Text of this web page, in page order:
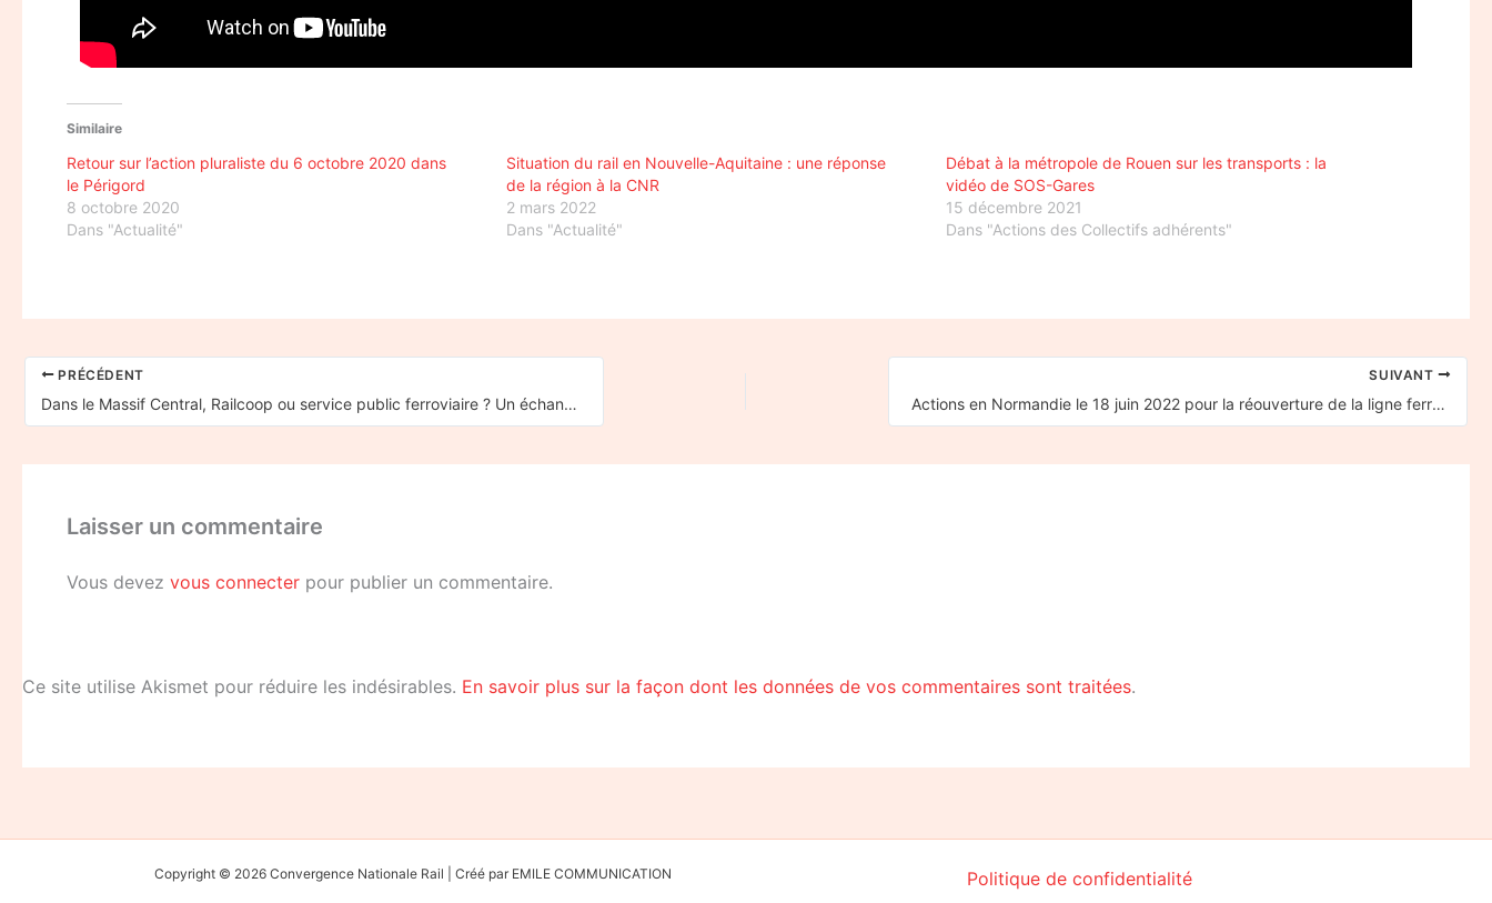
Similaire
Retour sur l’action pluraliste du 6 octobre 2020 dans
le Périgord
8 octobre 2020
Dans "Actualité"
Situation du rail en Nouvelle-Aquitaine : une réponse
de la région à la CNR
2 mars 2022
Dans "Actualité"
Débat à la métropole de Rouen sur les transports : la
vidéo de SOS-Gares
15 décembre 2021
Dans "Actions des Collectifs adhérents"
PRÉCÉDENT
Dans le Massif Central, Railcoop ou service public ferroviaire ? Un échange entre élu-e-s
SUIVANT
Actions en Normandie le 18 juin 2022 pour la réouverture de la ligne ferroviaire Caen-Flers
Laisser un commentaire
Vous devez vous connecter pour publier un commentaire.
Ce site utilise Akismet pour réduire les indésirables. En savoir plus sur la façon dont les données de vos commentaires sont traitées.
Copyright © 2026 Convergence Nationale Rail | Créé par EMILE COMMUNICATION Politique de confidentialité